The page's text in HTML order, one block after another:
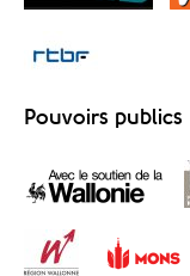
Pouvoirs publics